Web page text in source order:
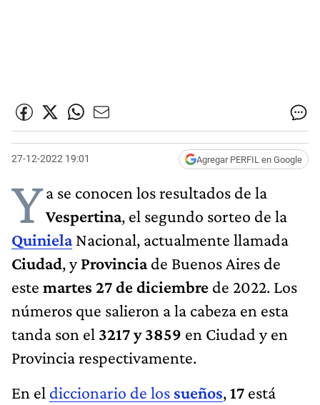
27-12-2022 19:01 Agregar PERFIL en Google
Ya se conocen los resultados de la
Vespertina, el segundo sorteo de la
QuinielaNacional, actualmente llamada
Ciudad, yProvinciade Buenos Aires de
este martes 27 de diciembre de 2022. Los
números que salieron a la cabeza en esta
tanda son el 3217 y 3859 en Ciudad y en
Provincia respectivamente.
En el diccionario de los sueños,17 está